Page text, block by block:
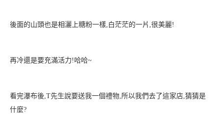
後面的山頭也是相灑上糖粉一樣,白茫茫的一片,很美麗!
再冷還是要充滿活力!哈哈~
看完瀑布後,T先生說要送我一個禮物,所以我們去了這家店,猜猜是
什麼?